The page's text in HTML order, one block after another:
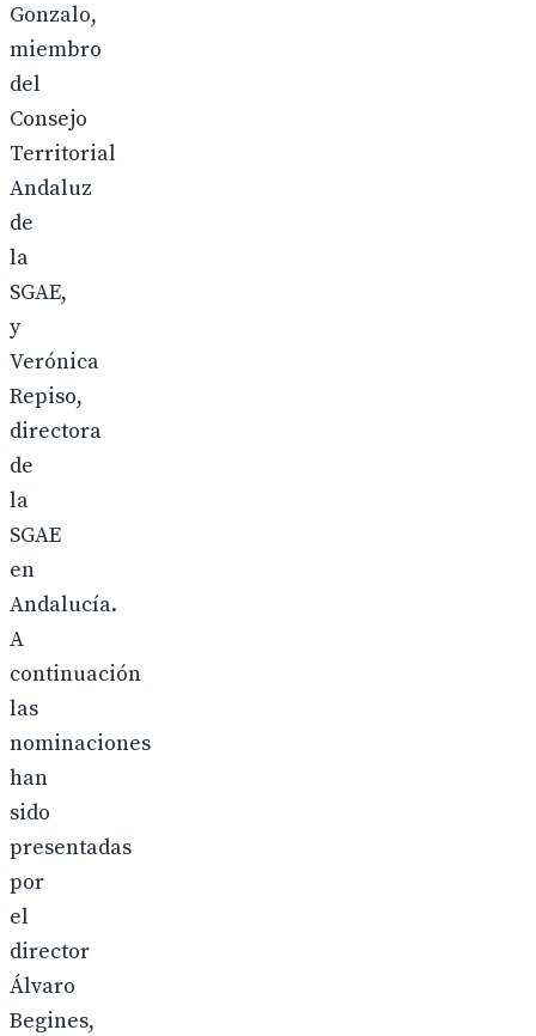
Gonzalo,
miembro
del
Consejo
Territorial
Andaluz
de
la
SGAE,
y
Verónica
Repiso,
directora
de
la
SGAE
en
Andalucía.
A
continuación
las
nominaciones
han
sido
presentadas
por
el
director
Álvaro
Begines,